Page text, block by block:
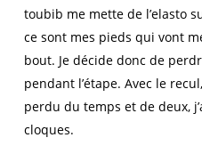
toubib me mette de l’elasto
ce sont mes pieds qui vont
bout. Je décide donc de
pendant l’étape. Avec le
perdu du temps et de deux,
cloques.